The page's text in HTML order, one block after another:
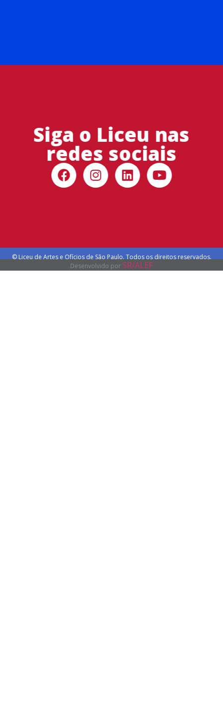
Siga o Liceu nas
redes sociais
© Liceu de Artes e Ofícios de São Paulo. Todos os direitos reservados.
Desenvolvido por SR/ALEF